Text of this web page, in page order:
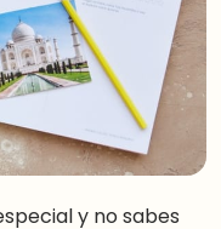
y no sabes